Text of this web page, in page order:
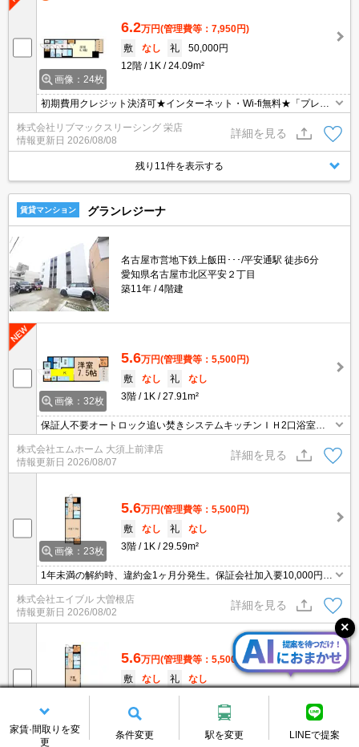
画像：24枚
6.2万円(管理費等：7,950円)
敷
なし 礼
50,000円
12階
1K 24.09m²
初期費用クレジット決済可★インターネット・Wi-fi無料★「プレサ
ンス」シリーズ分譲賃貸マンションです♪浴室乾燥や宅配BOX等、
分譲ならではの設備が充実しています♪
株式会社リブマックスリーシング 栄店
情報更新日 2026/08/08
詳細を見る
残り11件を表示する
賃貸マンション グランレジーナ
名古屋市営地下鉄上飯田･･･/平安通駅 徒歩6分
愛知県名古屋市北区平安２丁目
築11年
4階建
画像：32枚
5.6万円(管理費等：5,500円)
敷
なし 礼
なし
3階
1K 27.91m²
保証人不要オートロック追い焚きシステムキッチンＩＨ2口浴室暖
房乾燥機ＴＶドアホン
株式会社エムホーム 大須上前津店
情報更新日 2026/08/07
詳細を見る
画像：23枚
5.6万円(管理費等：5,500円)
敷
なし 礼
なし
3階
1K 29.59m²
1年未満の解約時、違約金1ヶ月分発生。保証会社加入要10,000円/1
年。退室時清掃料56,000円。
株式会社エイブル 大曽根店
情報更新日 2026/08/02
詳細を見る
5.6万円(管理費等：5,500円)
敷
なし 礼
なし
30.31m²
1年未満の解約時、違約金1ヶ月分発生。保証会社加入要10,000円/1
年。退室時清掃料56,000円。
家賃·間取りを変
更
条件変更 駅を変更 LINEで提案